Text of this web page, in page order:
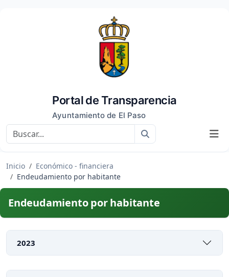
Portal de Transparencia
Ayuntamiento de El Paso
Inicio
Económico - financiera
Endeudamiento por habitante
Endeudamiento por habitante
2023